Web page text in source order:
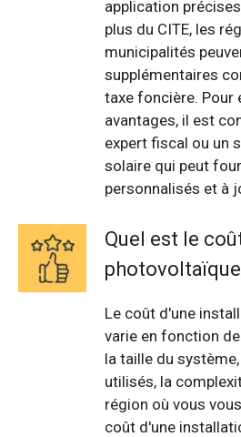
application
plus du CITE, les
municipalités
supplémentaires
taxe foncière. Pour
avantages, il est
expert fiscal ou un
solaire qui peut
personnalisés et à
Quel est le
Le coût d'une
varie en fonction
la taille du
utilisés, la
région où vous
coût d'une